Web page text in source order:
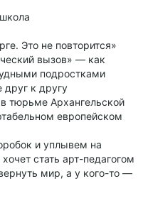
Это не повторится»
вызов» — как
подростками
к другу
тюрьме Архангельской
европейском
и уплывем на
стать арт-педагогом
мир, а у кого-то —